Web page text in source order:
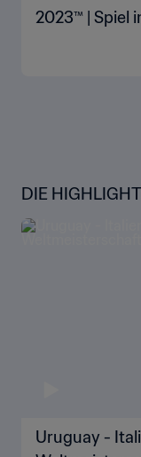
2023™ | Spiel
DIE
IEN 2023™
Uruguay -